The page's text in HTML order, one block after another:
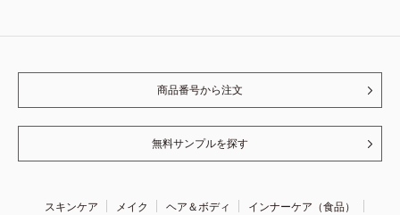
商品番号から注文
無料サンプルを探す
スキンケア メイク ヘア＆ボディ
インナーケア（食品）